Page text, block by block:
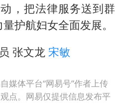
，把法律服务送到群
量护航妇女全面发展。
张文龙 宋敏
媒体平台“网易号”作者上传
点。网易仅提供信息发布平